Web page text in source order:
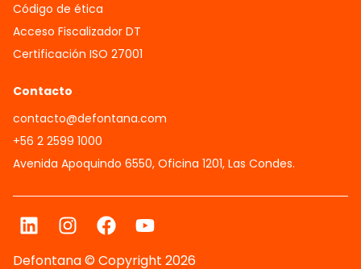
Código de ética
Acceso Fiscalizador DT
Certificación ISO 27001
Contacto
contacto@defontana.com
+56 2 2599 1000
Avenida Apoquindo 6550, Oficina 1201, Las Condes.
Defontana © Copyright 2026